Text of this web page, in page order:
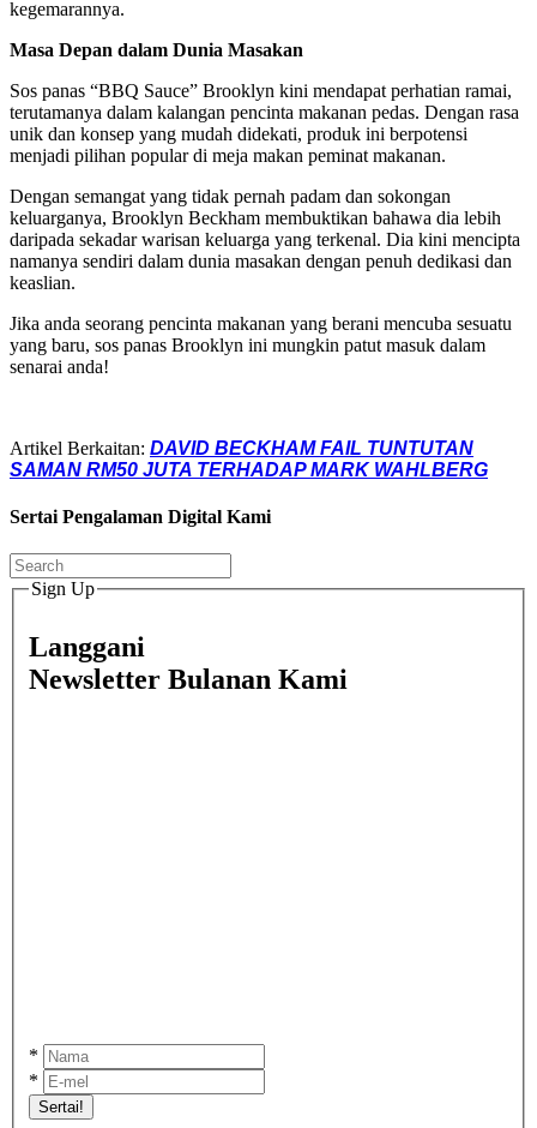
kegemarannya.
Masa Depan dalam Dunia Masakan
Sos panas “BBQ Sauce” Brooklyn kini mendapat perhatian ramai,
terutamanya dalam kalangan pencinta makanan pedas. Dengan rasa
unik dan konsep yang mudah didekati, produk ini berpotensi
menjadi pilihan popular di meja makan peminat makanan.
Dengan semangat yang tidak pernah padam dan sokongan
keluarganya, Brooklyn Beckham membuktikan bahawa dia lebih
daripada sekadar warisan keluarga yang terkenal. Dia kini mencipta
namanya sendiri dalam dunia masakan dengan penuh dedikasi dan
keaslian.
Jika anda seorang pencinta makanan yang berani mencuba sesuatu
yang baru, sos panas Brooklyn ini mungkin patut masuk dalam
senarai anda!
Artikel Berkaitan: DAVID BECKHAM FAIL TUNTUTAN
SAMAN RM50 JUTA TERHADAP MARK WAHLBERG
Sertai Pengalaman Digital Kami
Sign Up
Langgani
Newsletter Bulanan Kami
*
*
Sertai!